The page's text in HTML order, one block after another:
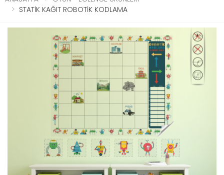
STATİK KAĞIT ROBOTİK KODLAMA